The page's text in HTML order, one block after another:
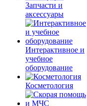
Запчасти и
аксессуары
Интерактивное и
учебное
оборудование
Косметология